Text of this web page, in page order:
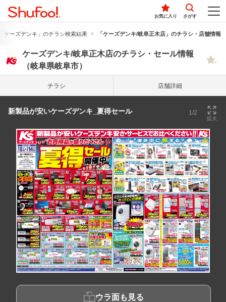
お気に入り さがす
ケーズデンキ」のチラシ検索結果 「ケーズデンキ/岐阜正木店」のチラシ・店舗情報
ケーズデンキ/岐阜正木店のチラシ・セール情報
（岐阜県岐阜市）
チラシ 店舗詳細
新製品が安いケーズデンキ_夏得セール 1/2
拡大
ウラ面も見る